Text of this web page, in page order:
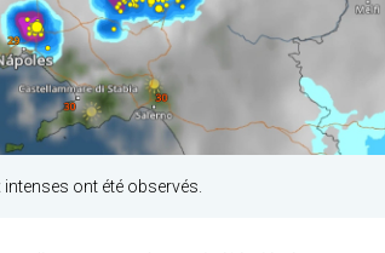
ont été observés.